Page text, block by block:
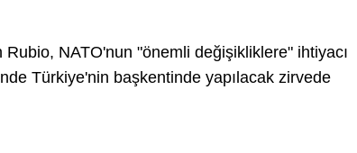
NATO'nun "önemli değişikliklere" ihtiyacı
Türkiye'nin başkentinde yapılacak zirvede